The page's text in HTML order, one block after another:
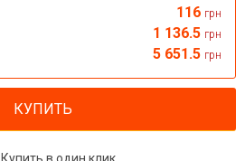
116 грн
1 136.5 грн
5 651.5 грн
КУПИТЬ
Купить в один клик